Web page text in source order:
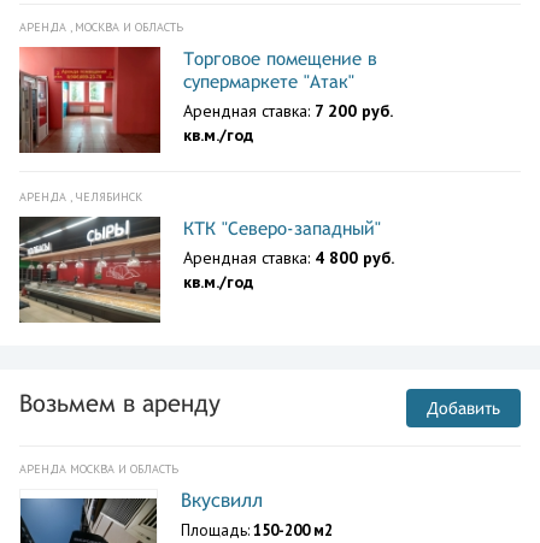
АРЕНДА , МОСКВА И ОБЛАСТЬ
Торговое помещение в
супермаркете "Атак"
Арендная ставка: 7 200 руб.
кв.м./год
АРЕНДА , ЧЕЛЯБИНСК
КТК "Северо-западный"
Арендная ставка: 4 800 руб.
кв.м./год
Возьмем в аренду Добавить
АРЕНДА МОСКВА И ОБЛАСТЬ
Вкусвилл
Площадь:150-200 м2